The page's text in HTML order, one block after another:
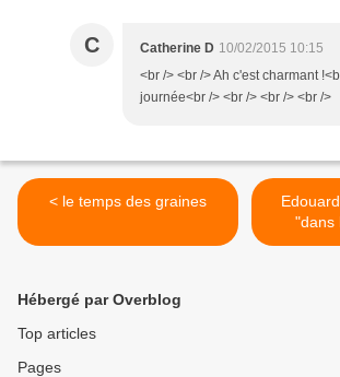
C Catherine D 10/02/2015 10:15
<br /> <br /> Ah c'est charmant
journée<br /> <br /> <br /> <br />
< le temps des graines
"dans
Hébergé par Overblog
Top articles
Pages